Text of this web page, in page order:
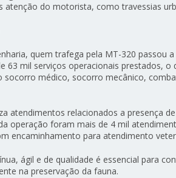
atenção do motorista, como travessias
quem trafega pela MT-320 passou
63 mil serviços operacionais prestados,
socorro médico, socorro mecânico,
atendimentos relacionados a presença
operação foram mais de 4 mil
encaminhamento para atendimento
ágil e de qualidade é essencial para
na preservação da fauna.